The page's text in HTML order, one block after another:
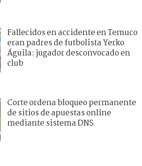
Fallecidos en accidente en Temuco
eran padres de futbolista Yerko
Águila: jugador desconvocado en
club
Corte ordena bloqueo permanente
de sitios de apuestas online
mediante sistema DNS